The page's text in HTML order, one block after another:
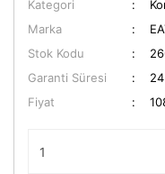
Kategori
Marka
Stok Kodu
Garanti Süresi
Fiyat